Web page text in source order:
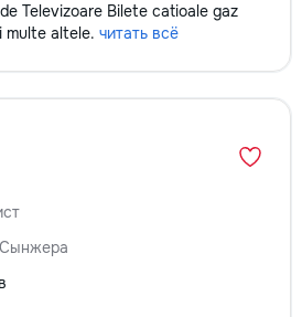
Televizoare Bilete catioale gaz
multe altele. читать всё
Сынжера